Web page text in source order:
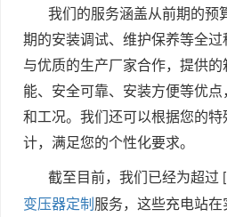
我们的服务涵盖从前期的预
期的安装调试、维护保养等全过
与优质的生产厂家合作，提供
能、安全可靠、安装方便等优
和工况。我们还可以根据您的
计，满足您的个性化要求。
截至目前，我们已经为超过
变压器定制 服务，这些充电站在